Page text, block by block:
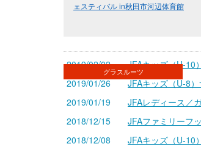
グラスルーツ
ェスティバル in秋田市河辺体育館
2019/02/02
JFAキッズ（U-10
2019/01/26
JFAキッズ（U-8
2019/01/19
JFAレディース／
2018/12/15
JFAファミリーフ
2018/12/08
JFAキッズ（U-10